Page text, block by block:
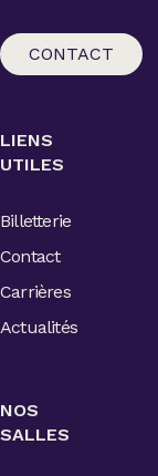
CONTACT
LIENS
UTILES
Billetterie
Contact
Carrières
Actualités
NOS
SALLES